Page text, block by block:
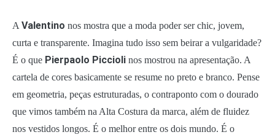
AValentino nos mostra que a moda poder ser chic, jovem,
curta e transparente. Imagina tudo isso sem beirar a vulgaridade?
É o que Pierpaolo Piccioli nos mostrou na apresentação. A
cartela de cores basicamente se resume no preto e branco. Pense
em geometria, peças estruturadas, o contraponto com o dourado
que vimos também na Alta Costura da marca, além de fluidez
nos vestidos longos. É o melhor entre os dois mundo. É o